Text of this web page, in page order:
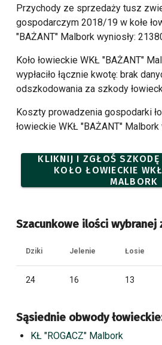
Przychody ze sprzedaży tusz
gospodarczym 2018/19 w kołe
"BAŻANT" Malbork wyniosły:
Koło łowieckie WKŁ "BAŻANT"
wypłaciło łącznie kwotę: brak
odszkodowania za szkody
Koszty prowadzenia gospodarki
łowieckie WKŁ "BAŻANT" Malbork
KLIKNIJ I ZGŁOŚ SZKODĘ
KOŁO ŁOWIECKIE
MALBORK
Szacunkowe ilości wybranej
Dziki Jelenie Łosie
24 16 13
Sąsiednie obwody
KŁ "ROGACZ" Malbork